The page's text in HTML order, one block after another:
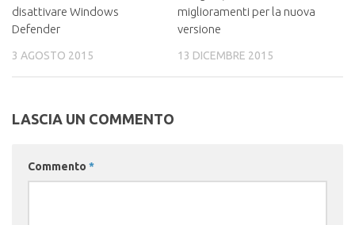
disattivare Windows
Defender
3 AGOSTO 2015
miglioramenti per la nuova
versione
13 DICEMBRE 2015
LASCIA UN COMMENTO
Commento *